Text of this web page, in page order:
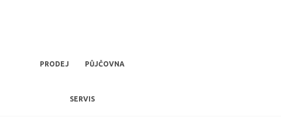
PRODEJ PŮJČOVNA
SERVIS